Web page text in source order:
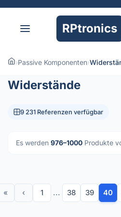
RPtronics
›Passive Komponenten›
Widerstände
9 231 Referenzen verfügbar
Es werden 976–1000 Produkte
« ‹ 1 ... 38 39 40